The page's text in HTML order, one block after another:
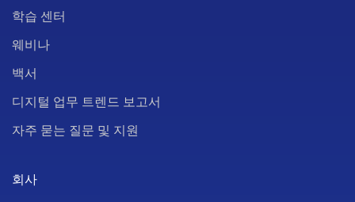
학습 센터
웨비나
백서
디지털 업무 트렌드 보고서
자주 묻는 질문 및 지원
회사